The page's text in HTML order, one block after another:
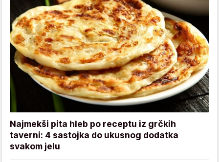
Najmekši pita hleb po receptu iz grčkih
taverni: 4 sastojka do ukusnog dodatka
svakom jelu